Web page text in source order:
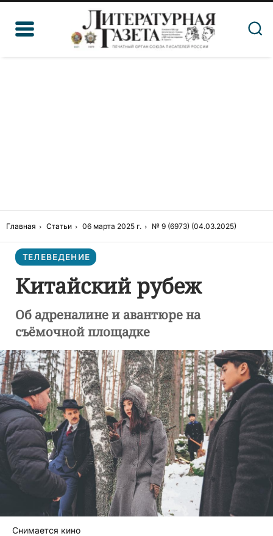
Главная Статьи 06 марта 2025 г. № 9 (6973) (04.03.2025)
ТЕЛЕВЕДЕНИЕ
Китайский рубеж
Об адреналине и авантюре на
съёмочной площадке
Снимается кино